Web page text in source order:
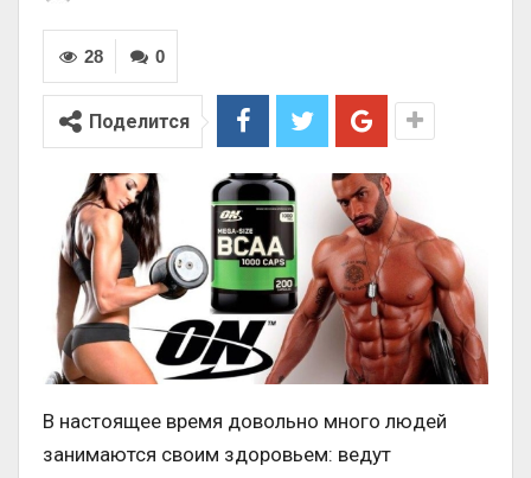
0
28
Поделится
В настоящее время довольно много людей
занимаются своим здоровьем: ведут